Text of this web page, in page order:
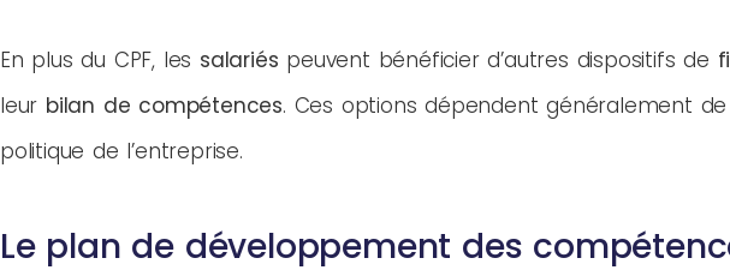
En plus du CPF, les salariés peuvent bénéficier d’autres dispositifs de
leur bilan de compétences. Ces options dépendent généralement
politique de l’entreprise.
Le plan de développement des